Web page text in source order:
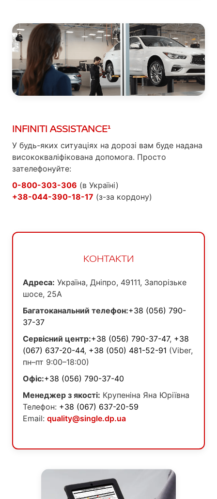
INFINITI ASSISTANCE¹
У будь-яких ситуаціях на дорозі вам буде надана
висококваліфікована допомога. Просто
зателефонуйте:
0-800-303-306 (в Україні)
+38-044-390-18-17 (з-за кордону)
КОНТАКТИ
Адреса: Україна, Дніпро, 49111, Запорізьке
шосе, 25А
Багатоканальний телефон:+38 (056) 790-
37-37
Сервісний центр:+38 (056) 790-37-47, +38
(067) 637-20-44, +38 (050) 481-52-91 (Viber,
пн–пт 9:00–18:00)
Офіс:+38 (056) 790-37-40
Менеджер з якості: Крупеніна Яна Юріївна
Телефон: +38 (067) 637-20-59
Email: quality@single.dp.ua